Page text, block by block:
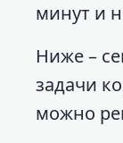
минут и
Ниже –
задачи
можно